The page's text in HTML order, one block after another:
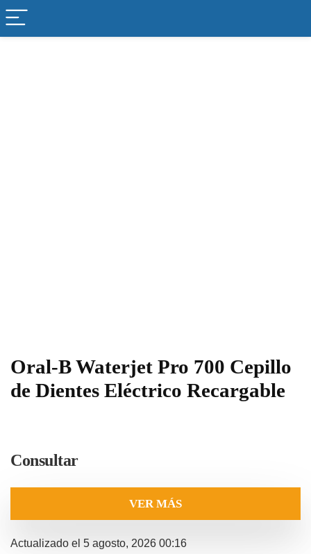
Oral-B Waterjet Pro 700 Cepillo
de Dientes Eléctrico Recargable
Consultar
VER MÁS
Actualizado el 5 agosto, 2026 00:16